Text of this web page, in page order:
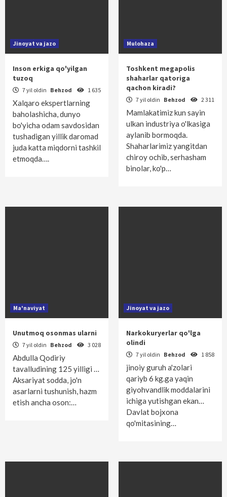
Jinoyat va jazo
Inson erkiga qo'yilgan
tuzoq
7 yil oldin Behzod 1 635
Xalqaro ekspertlarning
baholashicha, dunyo
bo'yicha odam savdosidan
tushadigan yillik daromad
juda katta miqdorni tashkil
etmoqda….
Mulohaza
Toshkent megapolis
shaharlar qatoriga
qachon kiradi?
7 yil oldin Behzod 2 311
Mamlakatimiz kun sayin
ulkan industriya o'lkasiga
aylanib bormoqda.
Shaharlarimiz yangitdan
chiroy ochib, serhasham
binolar, ko'p…
Ma'naviyat
Unutmoq osonmas ularni
7 yil oldin Behzod 3 028
Abdulla Qodiriy
tavalludining 125 yilligi …
Aksariyat sodda, jo'n
asarlarni tushunish, hazm
etish ancha oson:…
Jinoyat va jazo
Narkokuryerlar qo'lga
olindi
7 yil oldin Behzod 1 858
jinoiy guruh a'zolari
qariyb 6 kg.ga yaqin
giyohvandlik moddalarini
ichiga yutishgan ekan…
Davlat bojxona
qo'mitasining…